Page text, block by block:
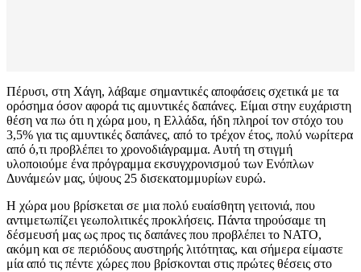
Πέρυσι, στη Χάγη, λάβαμε σημαντικές αποφάσεις σχετικά με τα
ορόσημα όσον αφορά τις αμυντικές δαπάνες. Είμαι στην ευχάριστη
θέση να πω ότι η χώρα μου, η Ελλάδα, ήδη πληροί τον στόχο του
3,5% για τις αμυντικές δαπάνες, από το τρέχον έτος, πολύ νωρίτερα
από ό,τι προβλέπει το χρονοδιάγραμμα. Αυτή τη στιγμή
υλοποιούμε ένα πρόγραμμα εκσυγχρονισμού των Ενόπλων
Δυνάμεών μας, ύψους 25 δισεκατομμυρίων ευρώ.
Η χώρα μου βρίσκεται σε μια πολύ ευαίσθητη γειτονιά, που
αντιμετωπίζει γεωπολιτικές προκλήσεις. Πάντα τηρούσαμε τη
δέσμευσή μας ως προς τις δαπάνες που προβλέπει το ΝΑΤΟ,
ακόμη και σε περιόδους αυστηρής λιτότητας, και σήμερα είμαστε
μία από τις πέντε χώρες που βρίσκονται στις πρώτες θέσεις στο